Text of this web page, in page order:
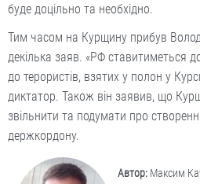
буде доцільно та необхідно.
Тим часом на Курщину прибув
декілька заяв. «РФ ставитиметься
до терористів, взятих у полон у
диктатор. Також він заявив, що
звільнити та подумати про
держкордону.
Автор: Максим